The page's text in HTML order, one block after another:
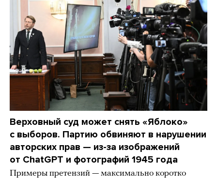
Верховный суд может снять «Яблоко»
с выборов. Партию обвиняют в нарушении
авторских прав — из-за изображений
от ChatGPT и фотографий 1945 года
Примеры претензий — максимально коротко